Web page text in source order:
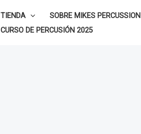
TIENDA SOBRE MIKES PERCUSSION
CURSO DE PERCUSIÓN 2025